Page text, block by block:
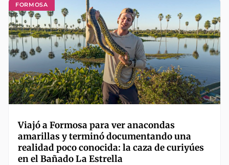
FORMOSA
Viajó a Formosa para ver anacondas
amarillas y terminó documentando una
realidad poco conocida: la caza de curiyúes
en el Bañado La Estrella